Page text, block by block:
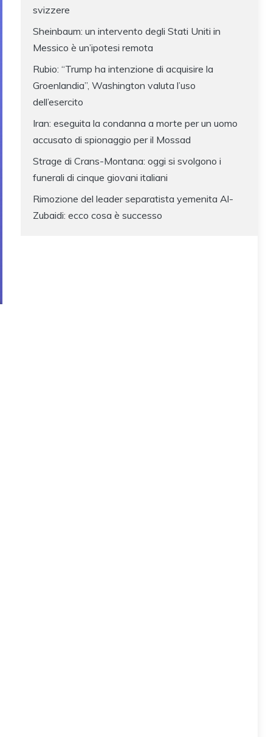
svizzere
Sheinbaum: un intervento degli Stati Uniti in
Messico è un’ipotesi remota
Rubio: “Trump ha intenzione di acquisire la
Groenlandia”, Washington valuta l’uso
dell’esercito
Iran: eseguita la condanna a morte per un uomo
accusato di spionaggio per il Mossad
Strage di Crans-Montana: oggi si svolgono i
funerali di cinque giovani italiani
Rimozione del leader separatista yemenita Al-
Zubaidi: ecco cosa è successo